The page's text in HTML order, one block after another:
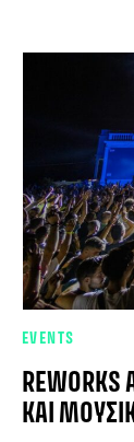
EVENTS
ΚΑΙ